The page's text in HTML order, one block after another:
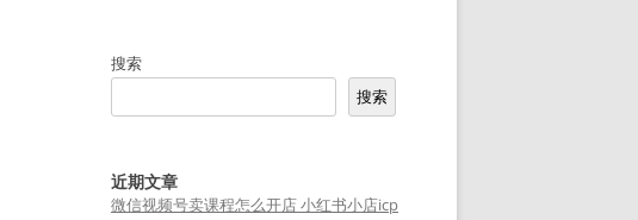
搜索
搜索
近期文章
微信视频号卖课程怎么开店 小红书小店icp